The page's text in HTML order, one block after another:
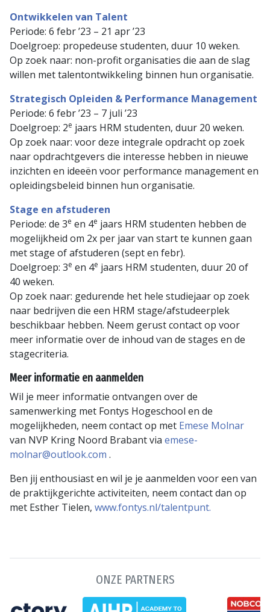
Ontwikkelen van Talent
Periode: 6 febr ’23 – 21 apr ’23
Doelgroep: propedeuse studenten, duur 10 weken.
Op zoek naar: non-profit organisaties die aan de slag
willen met talentontwikkeling binnen hun organisatie.
Strategisch Opleiden & Performance Management
Periode: 6 febr ’23 – 7 juli ’23
Doelgroep: 2e jaars HRM studenten, duur 20 weken.
Op zoek naar: voor deze integrale opdracht op zoek
naar opdrachtgevers die interesse hebben in nieuwe
inzichten en ideeën voor performance management en
opleidingsbeleid binnen hun organisatie.
Stage en afstuderen
Periode: de 3e en 4e jaars HRM studenten hebben de
mogelijkheid om 2x per jaar van start te kunnen gaan
met stage of afstuderen (sept en febr).
Doelgroep: 3e en 4e jaars HRM studenten, duur 20 of
40 weken.
Op zoek naar: gedurende het hele studiejaar op zoek
naar bedrijven die een HRM stage/afstudeerplek
beschikbaar hebben. Neem gerust contact op voor
meer informatie over de inhoud van de stages en de
stagecriteria.
Meer informatie en aanmelden
Wil je meer informatie ontvangen over de
samenwerking met Fontys Hogeschool en de
mogelijkheden, neem contact op met Emese Molnar
van NVP Kring Noord Brabant via emese-
molnar@outlook.com .
Ben jij enthousiast en wil je je aanmelden voor een van
de praktijkgerichte activiteiten, neem contact dan op
met Esther Tielen, www.fontys.nl/talentpunt.
ONZE PARTNERS